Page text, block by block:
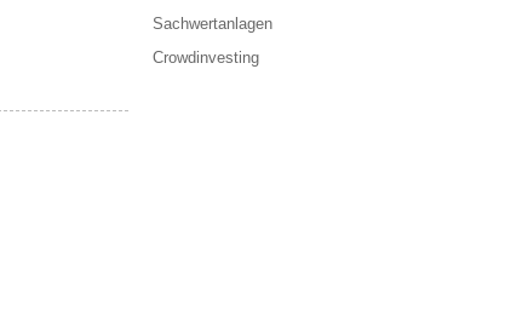
Sachwertanlagen
Crowdinvesting